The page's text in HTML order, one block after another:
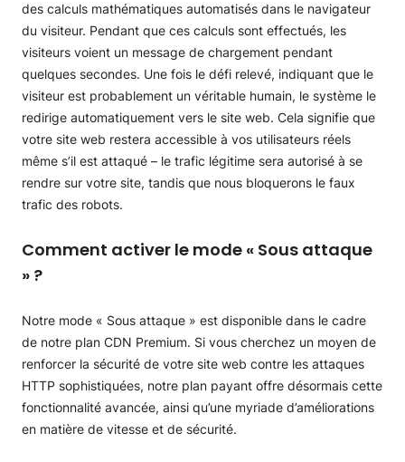
des calculs mathématiques automatisés dans le navigateur
du visiteur. Pendant que ces calculs sont effectués, les
visiteurs voient un message de chargement pendant
quelques secondes. Une fois le défi relevé, indiquant que le
visiteur est probablement un véritable humain, le système le
redirige automatiquement vers le site web. Cela signifie que
votre site web restera accessible à vos utilisateurs réels
même s’il est attaqué – le trafic légitime sera autorisé à se
rendre sur votre site, tandis que nous bloquerons le faux
trafic des robots.
Comment activer le mode « Sous attaque
» ?
Notre mode « Sous attaque » est disponible dans le cadre
de notre plan CDN Premium. Si vous cherchez un moyen de
renforcer la sécurité de votre site web contre les attaques
HTTP sophistiquées, notre plan payant offre désormais cette
fonctionnalité avancée, ainsi qu’une myriade d’améliorations
en matière de vitesse et de sécurité.